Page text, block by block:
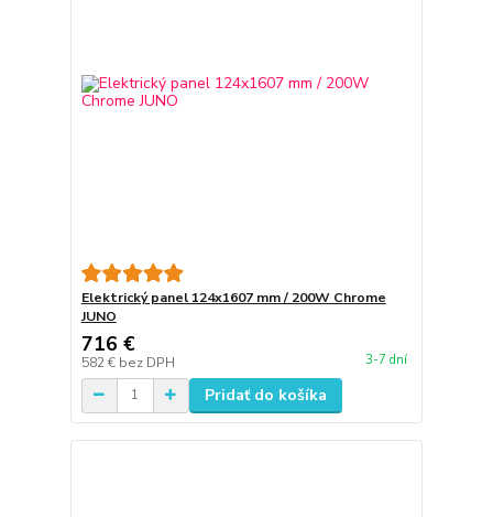
Elektrický panel 124x1607 mm / 200W Chrome
JUNO
716 €
582 € bez DPH 3-7 dní
Pridať do košíka